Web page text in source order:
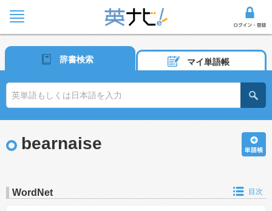
辞書検索 マイ単語帳
bearnaise
WordNet 目次